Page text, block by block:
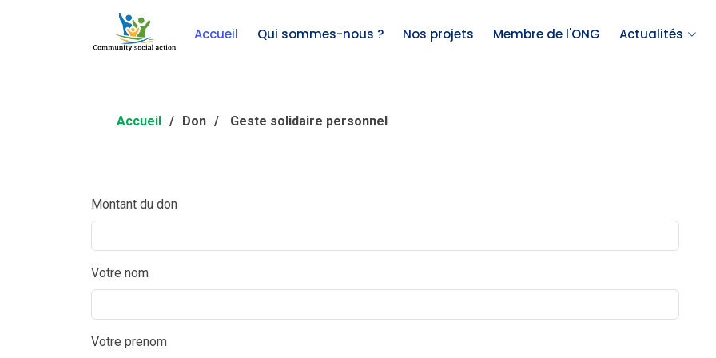
Accueil Qui sommes-nous ? Nos projets Membre de l'ONG Actualités
Accueil Don Geste solidaire personnel
Montant du don
Votre nom
Votre prenom